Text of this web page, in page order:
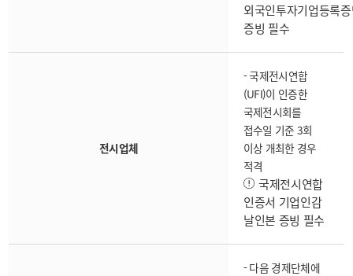
외국인투자기업등록
증빙 필수
전시업체
- 국제전시연합
(UFI)이 인증한
국제전시회를
접수일 기준 3회
이상 개최한 경우
적격
국제전시연합
인증서 기업인감
날인본 증빙 필수
- 다음 경제단체에